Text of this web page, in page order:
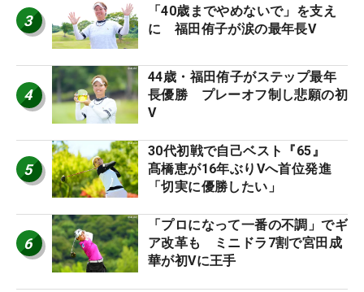
3
「40歳までやめないで」を支え
に 福田侑子が涙の最年長V
4
44歳・福田侑子がステップ最年
長優勝 プレーオフ制し悲願の初
V
5
30代初戦で自己ベスト『65』
髙橋恵が16年ぶりVへ首位発進
「切実に優勝したい」
6
「プロになって一番の不調」でギ
ア改革も ミニドラ7割で宮田成
華が初Vに王手